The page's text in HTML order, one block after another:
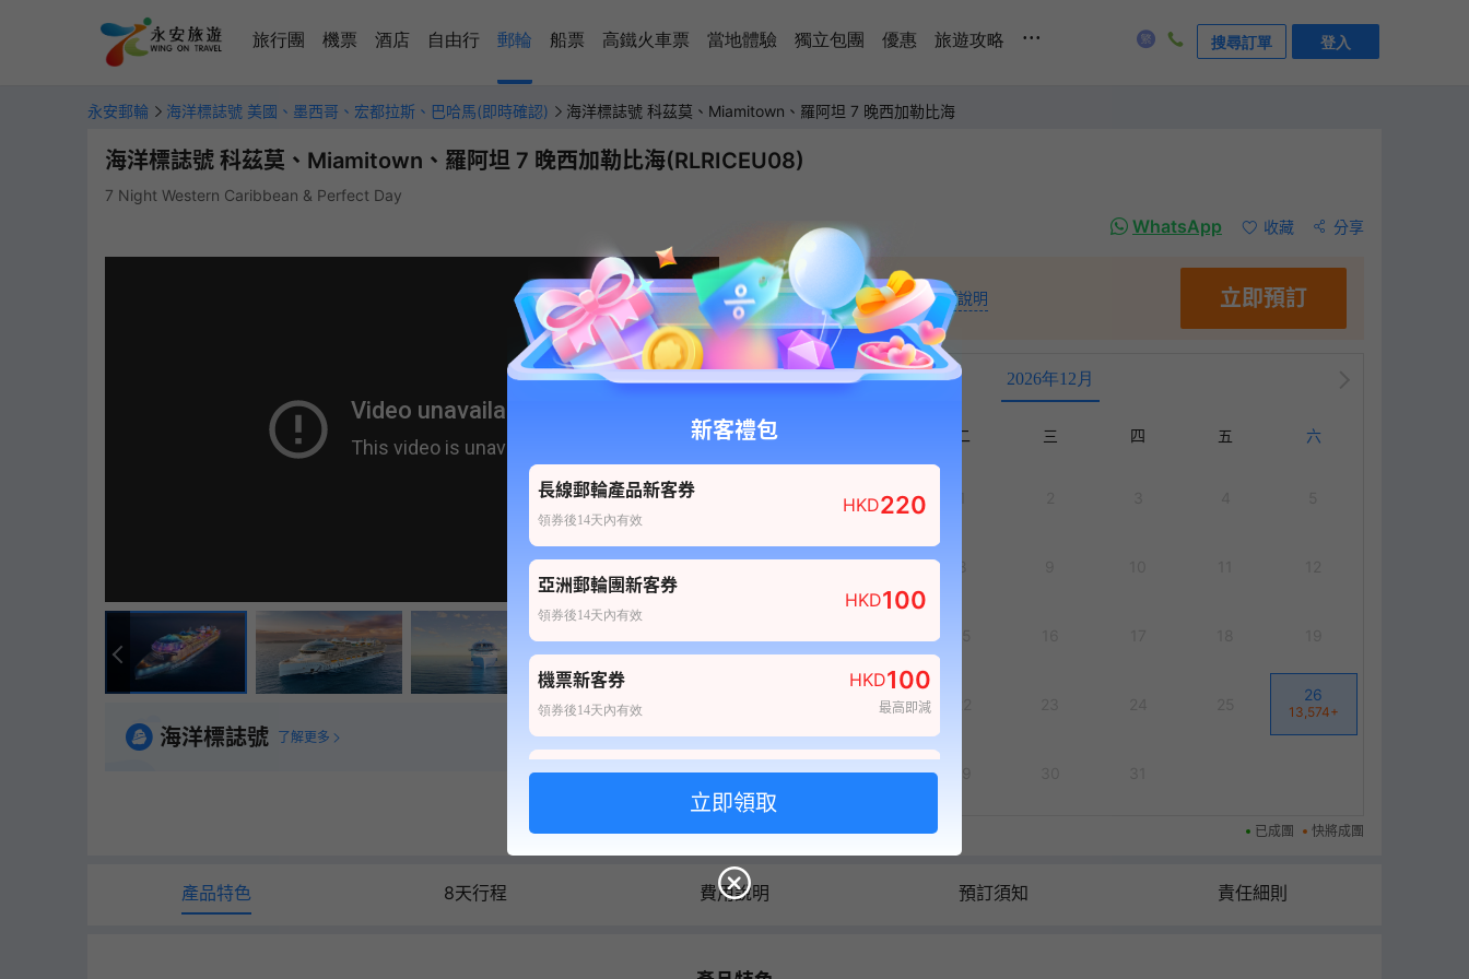
旅行團 機票 酒店 自由行 郵輪 船票 高鐵火車票 當地體驗 獨立包團 優惠 旅遊攻略 ... 搜尋訂單 登入
永安郵輪 海洋標誌號 美國、墨西哥、宏都拉斯、巴哈馬(即時確認) 海洋標誌號 科茲莫、Miamitown、羅阿坦 7 晚西加勒比海
海洋標誌號 科茲莫、Miamitown、羅阿坦 7 晚西加勒比海(RLRICEU08)
7 Night Western Caribbean & Perfect Day
WhatsApp 收藏 分享
海洋標誌號 了解更多
HKD 13,574+ 起價說明 立即預訂
2026年12月
二 三 四 五 六
21
26
13,574+
27 28
日曆價格以港幣為單位 已成團 快將成團
產品特色 8天行程 費用說明 預訂須知 責任細則
新客禮包
長線郵輪產品新客券
領券後14天內有效
HKD220
亞洲郵輪團新客券
領券後14天內有效
HKD100
機票新客券
領券後14天內有效
HKD100
最高即減
酒店新客券 HKD80